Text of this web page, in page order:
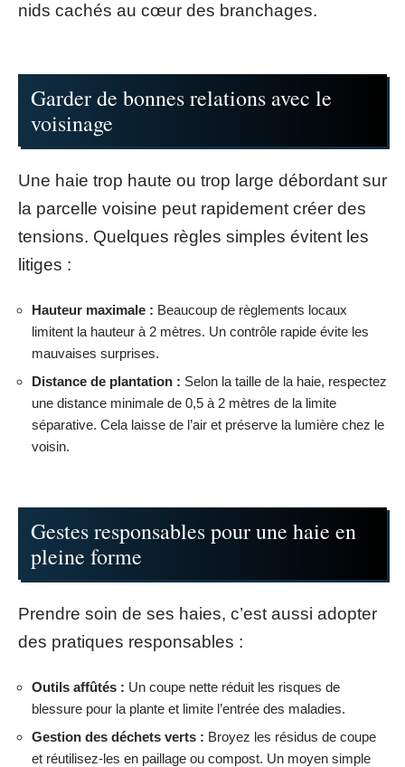
nids cachés au cœur des branchages.
Garder de bonnes relations avec le
voisinage
Une haie trop haute ou trop large débordant sur
la parcelle voisine peut rapidement créer des
tensions. Quelques règles simples évitent les
litiges :
Hauteur maximale : Beaucoup de règlements locaux
limitent la hauteur à 2 mètres. Un contrôle rapide évite les
mauvaises surprises.
Distance de plantation : Selon la taille de la haie, respectez
une distance minimale de 0,5 à 2 mètres de la limite
séparative. Cela laisse de l’air et préserve la lumière chez le
voisin.
Gestes responsables pour une haie en
pleine forme
Prendre soin de ses haies, c’est aussi adopter
des pratiques responsables :
Outils affûtés : Un coupe nette réduit les risques de
blessure pour la plante et limite l’entrée des maladies.
Gestion des déchets verts : Broyez les résidus de coupe
et réutilisez-les en paillage ou compost. Un moyen simple